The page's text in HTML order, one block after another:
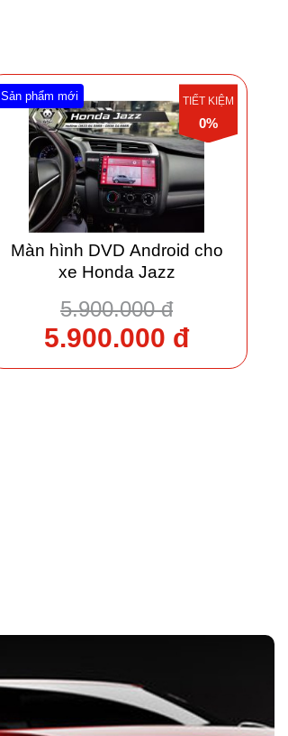
Sản phẩm mới TIẾT KIỆM
0%
Màn hình DVD Android cho
xe Honda Jazz
5.900.000 đ
5.900.000 đ